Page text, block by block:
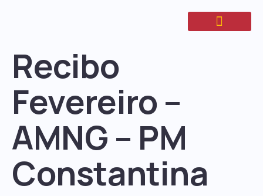
Recibo
Fevereiro –
AMNG – PM
Constantina